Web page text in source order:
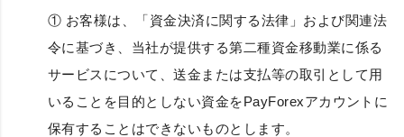
① お客様は、「資金決済に関する法律」および関連法
令に基づき、当社が提供する第二種資金移動業に係る
サービスについて、送金または支払等の取引として用
いることを目的としない資金をPayForexアカウントに
保有することはできないものとします。